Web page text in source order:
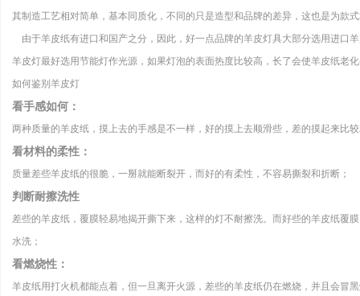
其制造工艺相对简单，基本同质化，不同的只是造型和品牌的差异，这也是为款
由于羊皮纸有进口和国产之分，因此，好一点品牌的羊皮灯具大部分选用进口
羊皮灯最好选用节能灯作光源，如果灯泡的表面热度比较高，长了会使羊皮纸老
如何鉴别羊皮灯
看手感如何：
两种质量的羊皮纸，摸上去的手感是不一样，好的摸上去顺滑些，差的摸起来比
看材料的柔性：
质量差些羊皮纸的很脆，一掰就能断裂开，而好的有柔性，不容易撕裂和折断；
判断耐擦洗性
差些的羊皮纸，覆膜轻易地揭开撕下来，这样的灯不耐擦洗。而好些的羊皮纸覆
水洗；
看燃烧性：
羊皮纸用打火机都能点着，但一旦离开火源，差些的羊皮纸仍在燃烧，并且会冒